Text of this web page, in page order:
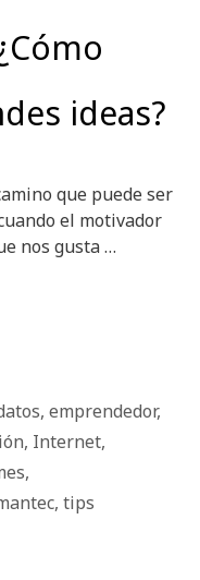
ideas?
que puede ser
el motivador
nos gusta …
, emprendedor,
, Internet,
,
, tips